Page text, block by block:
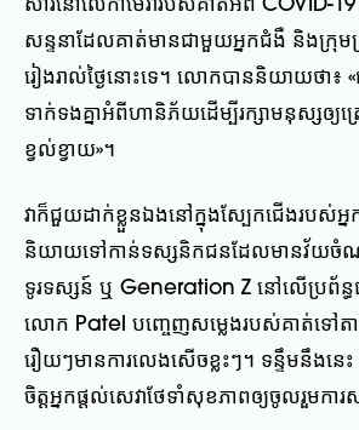
សារនៅលើកាមេរ៉ារបស់គាត់អំពី COVID-
សន្ទនាដែលគាត់មានជាមួយអ្នកជំងឺ និងក្រុម
រៀងរាល់ថ្ងៃនោះទេ។ លោក​បាន​និយាយ​ថា​៖
ទាក់ទង​គ្នា​អំពី​ហានិភ័យ​ដើម្បី​រក្សា​មនុស្ស​ឲ្យ​ត្
ខ្វល់ខ្វាយ​»​។
វាក៏ជួយដាក់ខ្លួនឯងនៅក្នុងស្បែកជើងរបស់អ្
និយាយទៅកាន់ទស្សនិកជនដែលមានវ័យចំ
ទូរទស្សន៍ ឬ Generation Z នៅលើប្រព័ន្ធផ្
លោក Patel បញ្ចេញសម្លេងរបស់គាត់ទៅត
រឿយៗមានការលេងសើចខ្លះៗ។ ទន្ទឹម​នឹង​ន
ចិត្ត​អ្នក​ផ្តល់​សេវា​ថែទាំ​សុខភាព​ឲ្យ​ចូល​រួម​ការ​